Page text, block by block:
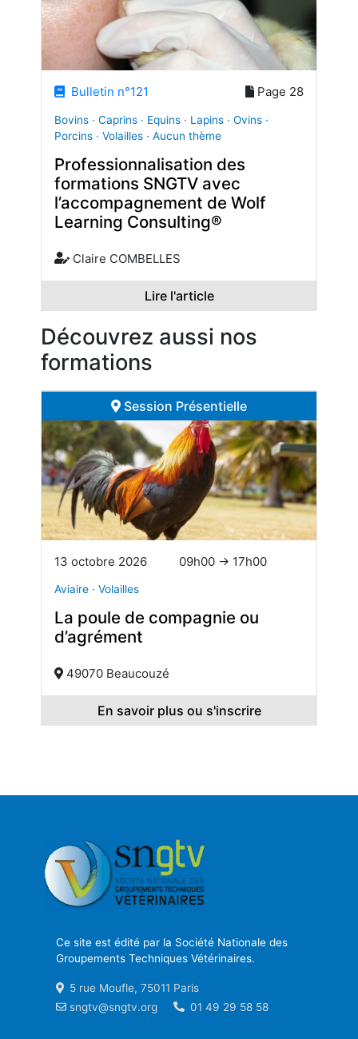
Bulletin n°121 Page 28
Bovins · Caprins · Equins · Lapins · Ovins ·
Porcins · Volailles · Aucun thème
Professionnalisation des
formations SNGTV avec
l’accompagnement de Wolf
Learning Consulting®
Claire COMBELLES
Lire l'article
Découvrez aussi nos
formations
Session Présentielle
13 octobre 2026 09h00 → 17h00
Aviaire · Volailles
La poule de compagnie ou
d’agrément
49070 Beaucouzé
En savoir plus ou s'inscrire
Ce site est édité par la Société Nationale des
Groupements Techniques Vétérinaires.
5 rue Moufle, 75011 Paris
sngtv@sngtv.org
01 49 29 58 58